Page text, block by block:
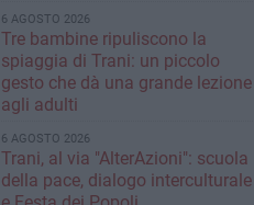
6 AGOSTO 2026
Tre bambine ripuliscono la
spiaggia di Trani: un piccolo
gesto che dà una grande lezione
agli adulti
6 AGOSTO 2026
Trani, al via "AlterAzioni": scuola
della pace, dialogo interculturale